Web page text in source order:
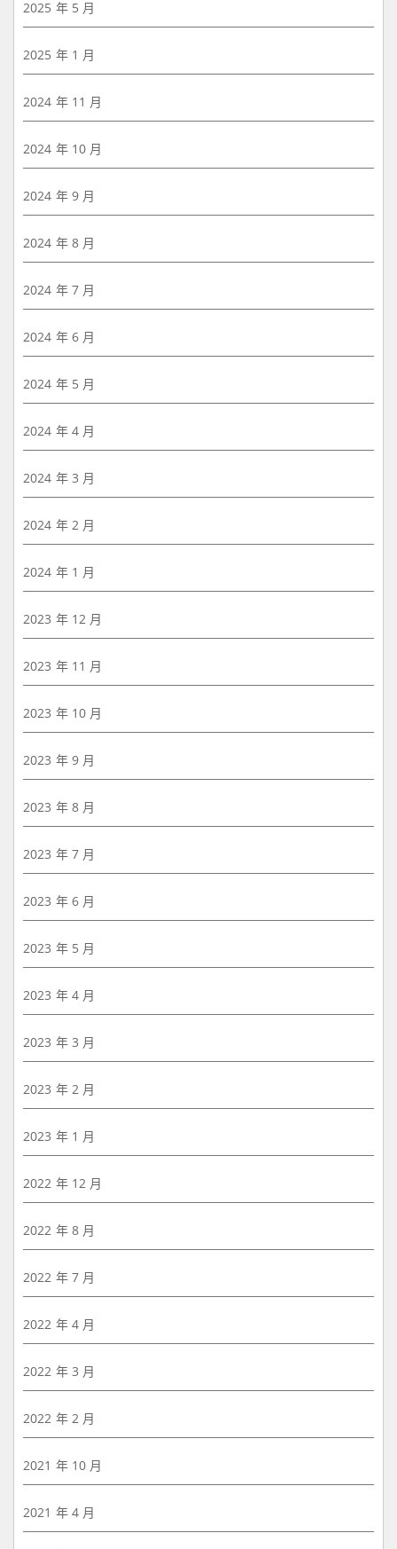
2025 年 5 月
2025 年 1 月
2024 年 11 月
2024 年 10 月
2024 年 9 月
2024 年 8 月
2024 年 7 月
2024 年 6 月
2024 年 5 月
2024 年 4 月
2024 年 3 月
2024 年 2 月
2024 年 1 月
2023 年 12 月
2023 年 11 月
2023 年 10 月
2023 年 9 月
2023 年 8 月
2023 年 7 月
2023 年 6 月
2023 年 5 月
2023 年 4 月
2023 年 3 月
2023 年 2 月
2023 年 1 月
2022 年 12 月
2022 年 8 月
2022 年 7 月
2022 年 4 月
2022 年 3 月
2022 年 2 月
2021 年 10 月
2021 年 4 月